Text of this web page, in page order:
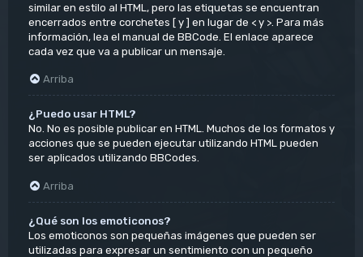
similar en estilo al HTML, pero las etiquetas se encuentran
encerrados entre corchetes [ y ] en lugar de < y >. Para más
información, lea el manual de BBCode. El enlace aparece
cada vez que va a publicar un mensaje.
Arriba
¿Puedo usar HTML?
No. No es posible publicar en HTML. Muchos de los formatos y
acciones que se pueden ejecutar utilizando HTML pueden
ser aplicados utilizando BBCodes.
Arriba
¿Qué son los emoticonos?
Los emoticonos son pequeñas imágenes que pueden ser
utilizadas para expresar un sentimiento con un pequeño